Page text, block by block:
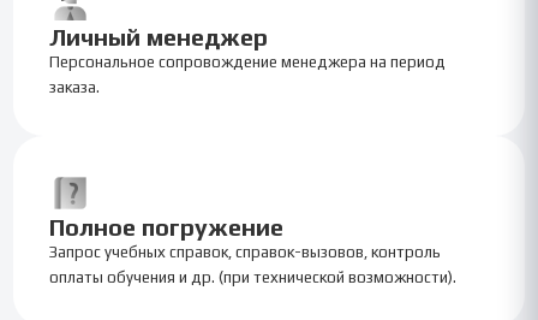
Личный менеджер
Персональное сопровождение менеджера на период
заказа.
Полное погружение
Запрос учебных справок, справок-вызовов, контроль
оплаты обучения и др. (при технической возможности).